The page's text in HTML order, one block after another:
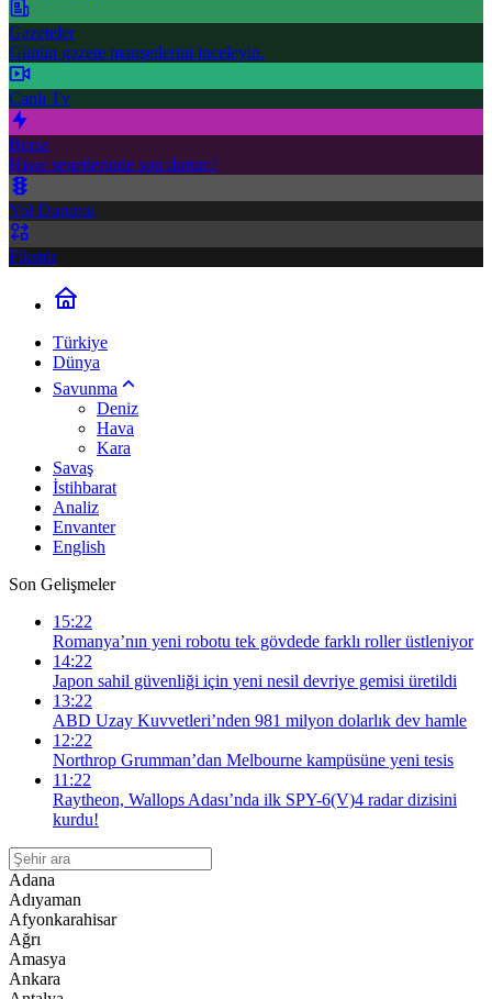
Gazeteler
Günün gazete manşetlerini inceleyin.
Canlı Tv
Borsa
Hisse senetlerinde son durum!
Yol Durumu
Fikstür
Türkiye
Dünya
Savunma
Deniz
Hava
Kara
Savaş
İstihbarat
Analiz
Envanter
English
Son Gelişmeler
15:22
Romanya’nın yeni robotu tek gövdede farklı roller üstleniyor
14:22
Japon sahil güvenliği için yeni nesil devriye gemisi üretildi
13:22
ABD Uzay Kuvvetleri’nden 981 milyon dolarlık dev hamle
12:22
Northrop Grumman’dan Melbourne kampüsüne yeni tesis
11:22
Raytheon, Wallops Adası’nda ilk SPY-6(V)4 radar dizisini
kurdu!
Adana
Adıyaman
Afyonkarahisar
Ağrı
Amasya
Ankara